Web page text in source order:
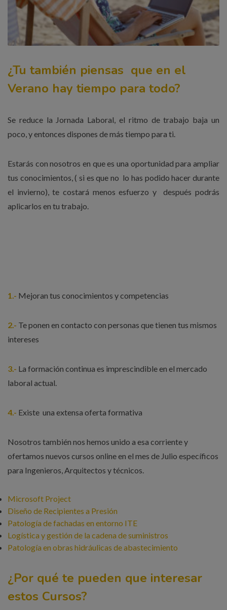
¿Tu también piensas que en el
Verano hay tiempo para todo?
Se reduce la Jornada Laboral, el ritmo de trabajo baja un
poco, y entonces dispones de más tiempo para ti.
Estarás con nosotros en que es una oportunidad para ampliar
tus conocimientos, ( si es que no lo has podido hacer durante
el invierno), te costará menos esfuerzo y después podrás
aplicarlos en tu trabajo.
1.- Mejoran tus conocimientos y competencias
2.- Te ponen en contacto con personas que tienen tus mismos
intereses
3.- La formación continua es imprescindible en el mercado
laboral actual.
4.- Existe una extensa oferta formativa
Nosotros también nos hemos unido a esa corriente y
ofertamos nuevos cursos online en el mes de Julio específicos
para Ingenieros, Arquitectos y técnicos.
Microsoft Project
Diseño de Recipientes a Presión
Patología de fachadas en entorno ITE
Logística y gestión de la cadena de suministros
Patología en obras hidráulicas de abastecimiento
¿Por qué te pueden que interesar
estos Cursos?